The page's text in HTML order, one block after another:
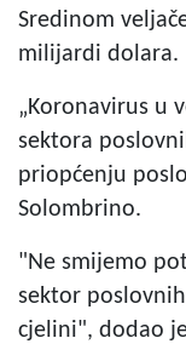
Sredinom
milijardi dolara.
„Koronavirus u
sektora
priopćenju
Solombrino.
"Ne smijemo
sektor
cjelini", dodao